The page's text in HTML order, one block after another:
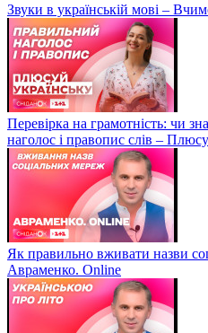
Звуки в українській мові –
Перевірка на грамотність: чи
наголос і правопис слів –
Як правильно вживати назви
Авраменко. Online